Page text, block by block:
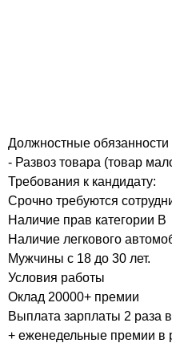
Должностные обязанности
- Развоз товара (товар
Требования к кандидату:
Срочно требуются
Наличие прав категории В
Наличие легкового
Мужчины с 18 до 30 лет.
Условия работы
Оклад 20000+ премии
Выплата зарплаты 2 раза
+ еженедельные премии в